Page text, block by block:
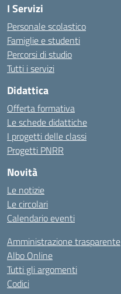
I Servizi
Personale scolastico
Famiglie e studenti
Percorsi di studio
Tutti i servizi
Didattica
Offerta formativa
Le schede didattiche
I progetti delle classi
Progetti PNRR
Novità
Le notizie
Le circolari
Calendario eventi
Amministrazione trasparente
Albo Online
Tutti gli argomenti
Codici